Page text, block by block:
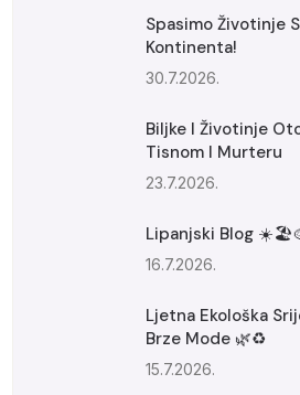
Spasimo Životinje
Kontinenta!
30.7.2026.
Biljke I Životinje
Tisnom I Murteru
23.7.2026.
Lipanjski Blog
16.7.2026.
Ljetna Ekološka
Brze Mode 🌿♻️
15.7.2026.